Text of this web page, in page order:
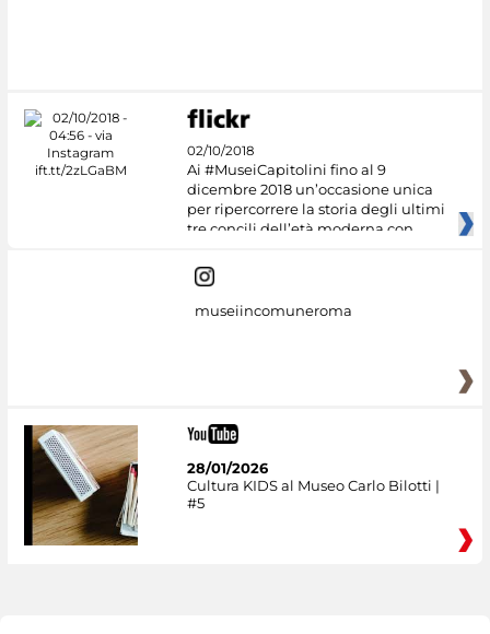
02/10/2018
Ai #MuseiCapitolini fino al 9
dicembre 2018 un’occasione unica
per ripercorrere la storia degli ultimi
tre concili dell’età moderna con
museiincomuneroma
28/01/2026
Cultura KIDS al Museo Carlo Bilotti |
#5